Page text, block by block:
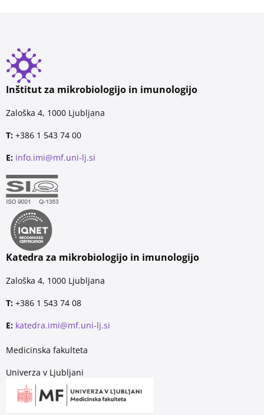
Inštitut za mikrobiologijo in imunologijo
Zaloška 4, 1000 Ljubljana
T: +386 1 543 74 00
E: info.imi@mf.uni-lj.si
Katedra za mikrobiologijo in imunologijo
Zaloška 4, 1000 Ljubljana
T: +386 1 543 74 08
E: katedra.imi@mf.uni-lj.si
Medicinska fakulteta
Univerza v Ljubljani